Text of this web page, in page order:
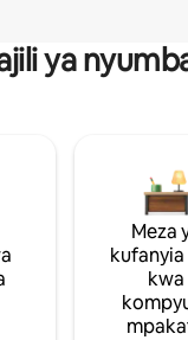
ya
Meza
kufanyia
kwa